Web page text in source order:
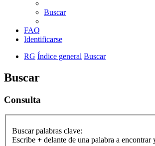
Buscar
FAQ
Identificarse
RG Índice general Buscar
Buscar
Consulta
Buscar palabras clave:
Escribe + delante de una palabra a encontrar